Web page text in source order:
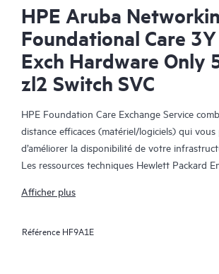
HPE Aruba
Foundational Care
Exch Hardware Only
zl2 Switch SVC
HPE Foundation Care Exchange Service
distance efficaces (matériel/logiciels) qui
d’améliorer la disponibilité de votre
Les ressources techniques Hewlett Packard
problèmes matériels et logiciels survenus sur
Le service d’échange matériel propose un
Afficher plus
Référence HF9A1E